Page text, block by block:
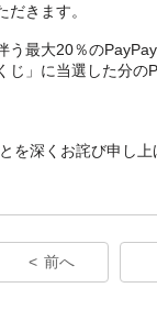
きます。
う最大20％の
」に当選した分の
を深くお詫び申し上
前へ